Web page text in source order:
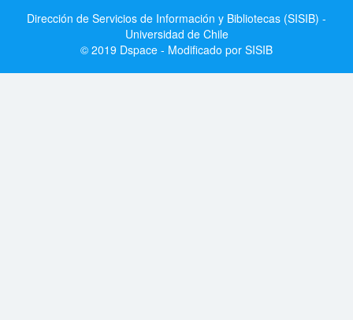
Dirección de Servicios de Información y Bibliotecas (SISIB) -
Universidad de Chile
© 2019 Dspace - Modificado por SISIB